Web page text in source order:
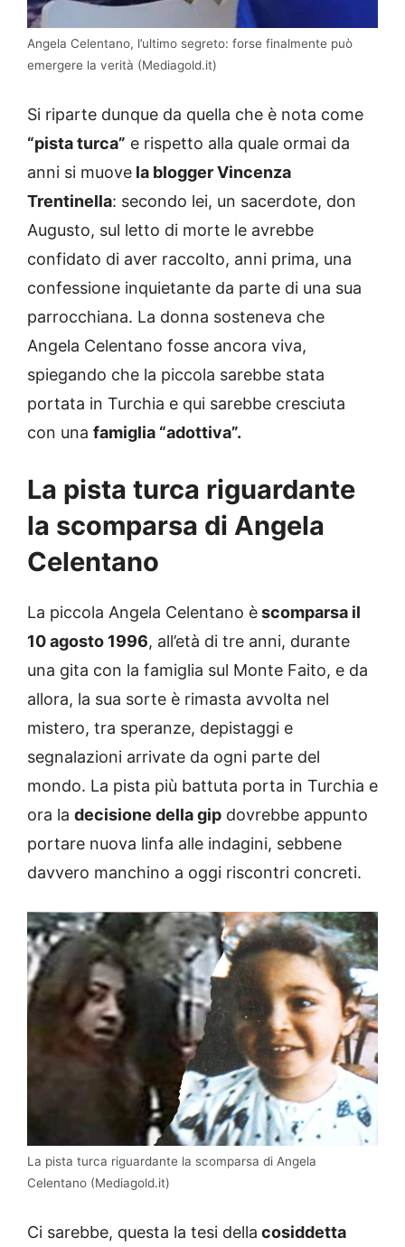
Angela Celentano, l’ultimo segreto: forse finalmente può
emergere la verità (Mediagold.it)
Si riparte dunque da quella che è nota come
“pista turca” e rispetto alla quale ormai da
anni si muove la blogger Vincenza
Trentinella: secondo lei, un sacerdote, don
Augusto, sul letto di morte le avrebbe
confidato di aver raccolto, anni prima, una
confessione inquietante da parte di una sua
parrocchiana. La donna sosteneva che
Angela Celentano fosse ancora viva,
spiegando che la piccola sarebbe stata
portata in Turchia e qui sarebbe cresciuta
con una famiglia “adottiva”.
La pista turca riguardante
la scomparsa di Angela
Celentano
La piccola Angela Celentano èscomparsa il
10 agosto 1996, all’età di tre anni, durante
una gita con la famiglia sul Monte Faito, e da
allora, la sua sorte è rimasta avvolta nel
mistero, tra speranze, depistaggi e
segnalazioni arrivate da ogni parte del
mondo. La pista più battuta porta in Turchia e
ora la decisione della gip dovrebbe appunto
portare nuova linfa alle indagini, sebbene
davvero manchino a oggi riscontri concreti.
La pista turca riguardante la scomparsa di Angela
Celentano (Mediagold.it)
Ci sarebbe, questa la tesi della cosiddetta